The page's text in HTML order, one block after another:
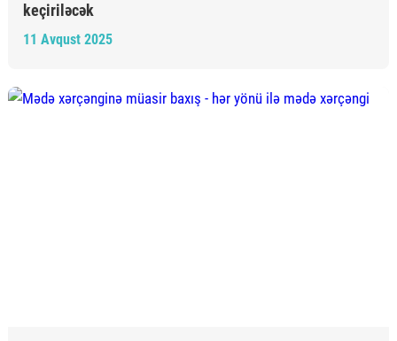
keçiriləcək
11 Avqust 2025